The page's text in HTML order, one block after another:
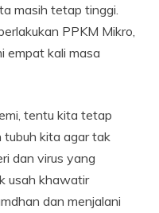
masih tetap tinggi.
PPKM Mikro,
empat kali masa
tentu kita tetap
kita agar tak
dan virus yang
usah khawatir
dan menjalani